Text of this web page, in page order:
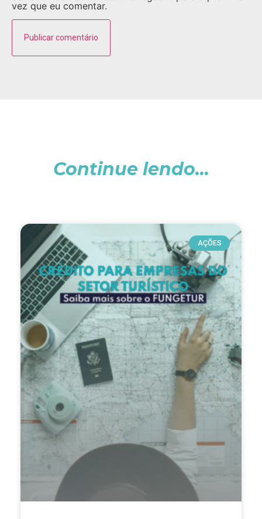
vez que eu comentar.
Continue lendo...
AÇÕES